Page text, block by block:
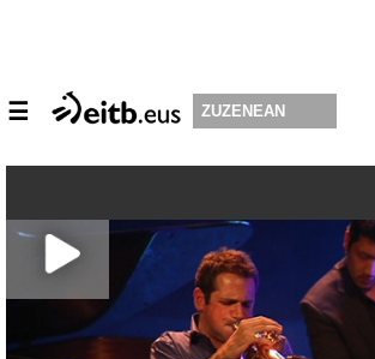
☰ ZUZENEAN